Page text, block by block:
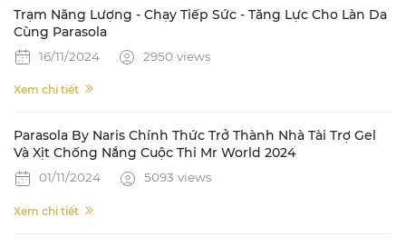
Trạm Năng Lượng - Chạy Tiếp Sức - Tăng Lực Cho Làn Da
Cùng Parasola
16/11/2024 2950 views
Xem chi tiết
Parasola By Naris Chính Thức Trở Thành Nhà Tài Trợ Gel
Và Xịt Chống Nắng Cuộc Thi Mr World 2024
01/11/2024 5093 views
Xem chi tiết